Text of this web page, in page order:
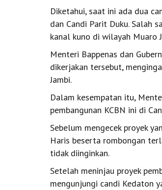
Diketahui, saat ini ada dua
dan Candi Parit Duku. Salah
kanal kuno di wilayah Muaro
Menteri Bappenas dan
dikerjakan tersebut,
Jambi.
Dalam kesempatan itu,
pembangunan KCBN ini di
Sebelum mengecek proyek
Haris beserta rombongan
tidak diinginkan.
Setelah meninjau proyek
mengunjungi candi Kedaton